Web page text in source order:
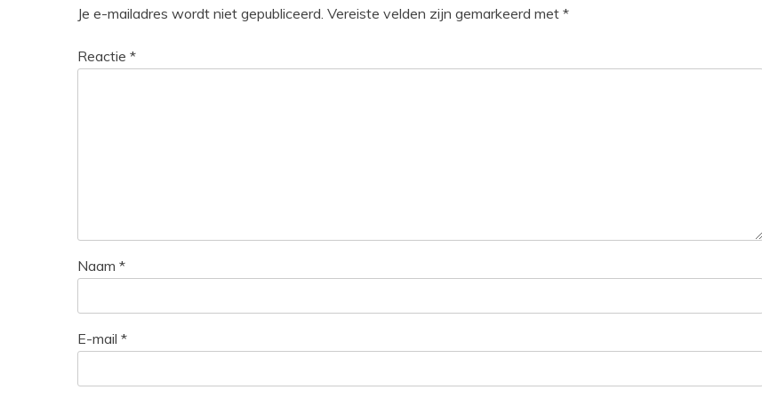
Je e-mailadres wordt niet gepubliceerd. Vereiste velden zijn gemarkeerd met *
Reactie *
Naam *
E-mail *